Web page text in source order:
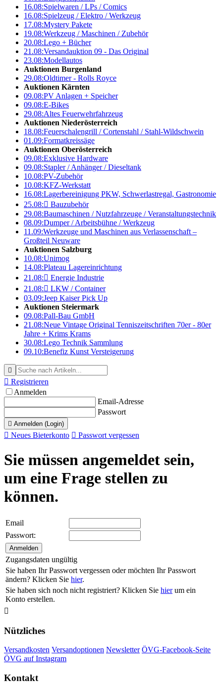
16.08:Spielwaren / LPs / Comics
16.08:Spielzeug / Elektro / Werkzeug
17.08:Mystery Pakete
19.08:Werkzeug / Maschinen / Zubehör
20.08:Lego + Bücher
21.08:Versandauktion 09 - Das Original
23.08:Modellautos
Auktionen Burgenland
29.08:Oldtimer - Rolls Royce
Auktionen Kärnten
09.08:PV Anlagen + Speicher
09.08:E-Bikes
29.08:Altes Feuerwehrfahrzeug
Auktionen Niederösterreich
18.08:Feuerschalengrill / Cortenstahl / Stahl-Wildschwein
01.09:Formatkreissäge
Auktionen Oberösterreich
09.08:Exklusive Hardware
09.08:Stapler / Anhänger / Dieseltank
10.08:PV-Zubehör
10.08:KFZ-Werkstatt
16.08:Lagerbereinigung PKW, Schwerlastregal, Gastronomie
25.08: Bauzubehör
29.08:Baumaschinen / Nutzfahrzeuge / Veranstaltungstechnik
08.09:Dumper / Arbeitsbühne / Werkzeug
11.09:Werkzeuge und Maschinen aus Verlassenschaft –
Großteil Neuware
Auktionen Salzburg
10.08:Unimog
14.08:Plateau Lagereinrichtung
21.08: Energie Industrie
21.08: LKW / Container
03.09:Jeep Kaiser Pick Up
Auktionen Steiermark
09.08:Pall-Bau GmbH
21.08:Neue Vintage Original Tenniszeitschriften 70er - 80er
Jahre + Krims Krams
30.08:Lego Technik Sammlung
09.10:Benefiz Kunst Versteigerung

 Registrieren
Anmelden
Email-Adresse
Passwort
 Anmelden (Login)
 Neues Bieterkonto  Passwort vergessen
Sie müssen angemeldet sein,
um eine Frage stellen zu
können.
Email
Passwort:
Zugangsdaten ungültig
Sie haben Ihr Passwort vergessen oder möchten Ihr Passwort
ändern? Klicken Sie hier.
Sie haben sich noch nicht registriert? Klicken Sie hierum ein
Konto erstellen.

Nützliches
Versandkosten Versandoptionen Newsletter ÖVG-Facebook-Seite
ÖVG auf Instagram
Kontakt